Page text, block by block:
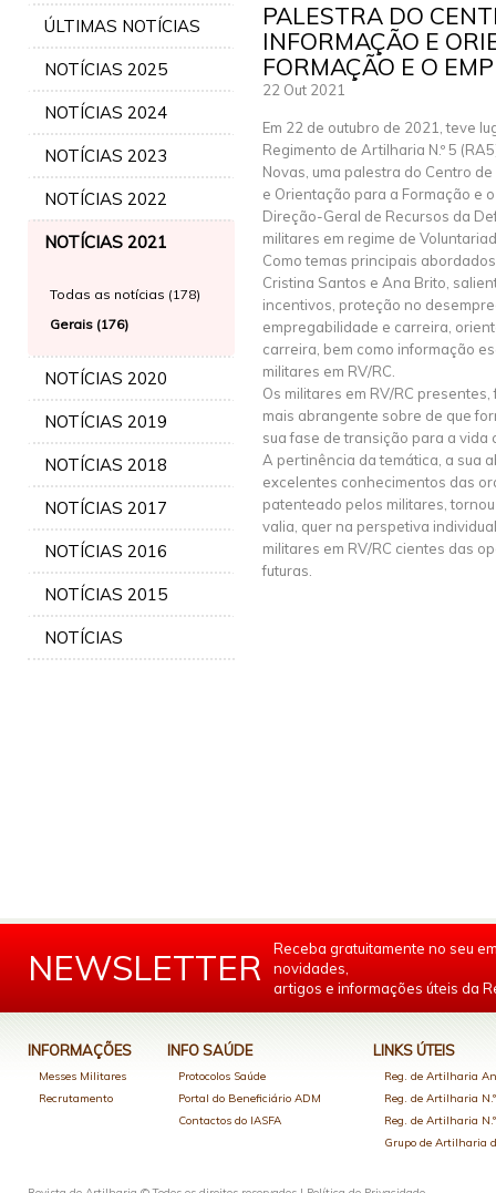
ÚLTIMAS NOTÍCIAS
NOTÍCIAS 2025
NOTÍCIAS 2024
NOTÍCIAS 2023
NOTÍCIAS 2022
NOTÍCIAS 2021
Todas as notícias (178)
Gerais (176)
NOTÍCIAS 2020
NOTÍCIAS 2019
NOTÍCIAS 2018
NOTÍCIAS 2017
NOTÍCIAS 2016
NOTÍCIAS 2015
NOTÍCIAS
PALESTRA DO
INFORMAÇÃO E
FORMAÇÃO E O
22 Out 2021
Em 22 de outubro de 2021, teve
Regimento de Artilharia N.º 5
Novas, uma palestra do Centro
e Orientação para a Formação e
Direção-Geral de Recursos da
militares em regime de
Como temas principais
Cristina Santos e Ana Brito,
incentivos, proteção no
empregabilidade e carreira,
carreira, bem como informação
militares em RV/RC.
Os militares em RV/RC
mais abrangente sobre de que
sua fase de transição para a vida
A pertinência da temática, a sua
excelentes conhecimentos das
patenteado pelos militares,
valia, quer na perspetiva
militares em RV/RC cientes das
futuras.
NEWSLETTER
Receba gratuitamente no seu
novidades,
artigos e informações úteis da
INFORMAÇÕES
Messes Militares
Recrutamento
INFO SAÚDE
Protocolos Saúde
Portal do Beneficiário ADM
Contactos do IASFA
LINKS ÚTEIS
Reg. de Artilharia
Reg. de Artilharia
Reg. de Artilharia
Grupo de Artilharia